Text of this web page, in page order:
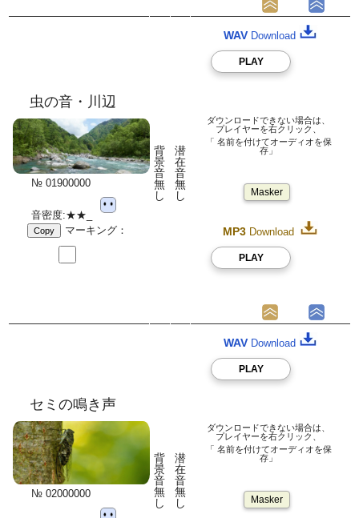
虫の音・川辺
№ 01900000
音密度:★★_
Copy マーキング：
背
景
音
無
し
潜
在
音
無
し
WAV Download
PLAY
ダウンロードできない場合は、
プレイヤーを右クリック、
「 名前を付けてオーディオを保
存」
Masker
MP3 Download
PLAY
セミの鳴き声
№ 02000000
背
景
音
無
し
潜
在
音
無
し
WAV Download
PLAY
ダウンロードできない場合は、
プレイヤーを右クリック、
「 名前を付けてオーディオを保
存」
Masker